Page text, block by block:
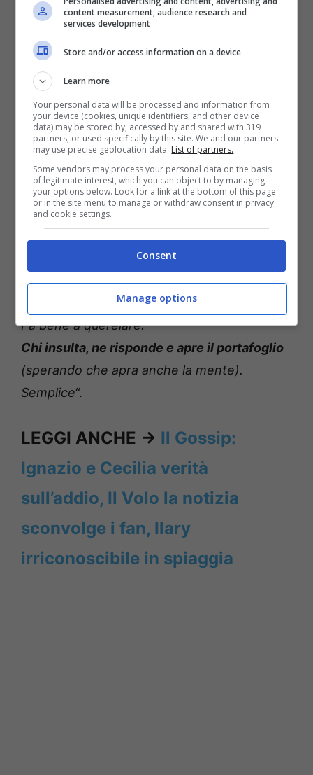
Anche Marco Liorni la
sostiene nella sua battaglia
Liorni che ha scritto tramite Instagram:
“Tramite il profilo Instagram, ha scritto: “Un
abbraccio anche pubblico alla ‘nostra’ Sara.
Fa bene a querelare.
Chi insulta, ne risponde e apre il portafoglio
(sperando che apra anche la mente).
Semplice“.
LEGGI ANCHE -> Il Gossip:
Ignazio e Cecilia verità
sull’addio, Il Volo la notizia
sconvolge i fan, Ilary
irriconoscibile in spiaggia
content measurement, audience research and
services development
Store and/or access information on a device
Learn more
Your personal data will be processed and information from
your device (cookies, unique identifiers, and other device
data) may be stored by, accessed by and shared with 319
partners, or used specifically by this site. We and our partners
may use precise geolocation data. List of partners.
Some vendors may process your personal data on the basis
of legitimate interest, which you can object to by managing
your options below. Look for a link at the bottom of this page
or in the site menu to manage or withdraw consent in privacy
and cookie settings.
Consent
Manage options